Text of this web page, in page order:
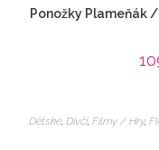
Ponožky Plameňák
Dětské, Dívčí, Filmy / Hry,